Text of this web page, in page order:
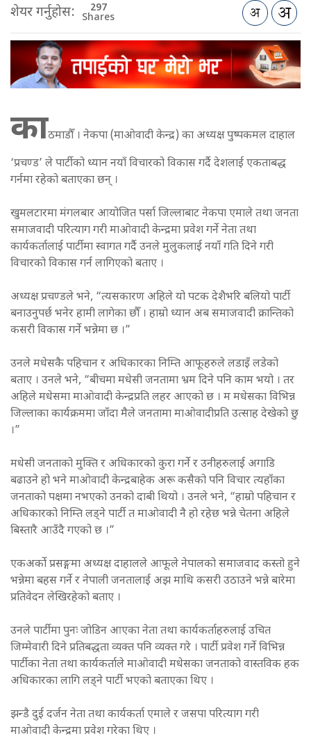
शेयर गर्नुहोस: 297
Shares
काठमाडौँ । नेकपा (माओवादी केन्द्र) का अध्यक्ष पुष्पकमल दाहाल
‘प्रचण्ड’ ले पार्टीको ध्यान नयाँ विचारको विकास गर्दै देशलाई एकताबद्ध
गर्नमा रहेको बताएका छन् ।
खुमलटारमा मंगलबार आयोजित पर्सा जिल्लाबाट नेकपा एमाले तथा जनता
समाजवादी परित्याग गरी माओवादी केन्द्रमा प्रवेश गर्ने नेता तथा
कार्यकर्तालाई पार्टीमा स्वागत गर्दै उनले मुलुकलाई नयाँ गति दिने गरी
विचारको विकास गर्न लागिएको बताए ।
अध्यक्ष प्रचण्डले भने, “त्यसकारण अहिले यो पटक देशैभरि बलियो पार्टी
बनाउनुपर्छ भनेर हामी लागेका छौँ । हाम्रो ध्यान अब समाजवादी क्रान्तिको
कसरी विकास गर्ने भन्नेमा छ ।”
उनले मधेसकै पहिचान र अधिकारका निम्ति आफूहरुले लडाइँ लडेको
बताए । उनले भने, “बीचमा मधेसी जनतामा भ्रम दिने पनि काम भयो । तर
अहिले मधेसमा माओवादी केन्द्रप्रति लहर आएको छ । म मधेसका विभिन्न
जिल्लाका कार्यक्रममा जाँदा मैले जनतामा माओवादीप्रति उत्साह देखेको छु
।”
मधेसी जनताको मुक्ति र अधिकारको कुरा गर्ने र उनीहरुलाई अगाडि
बढाउने हो भने माओवादी केन्द्रबाहेक अरू कसैको पनि विचार त्यहाँका
जनताको पक्षमा नभएको उनको दाबी थियो । उनले भने, “हाम्रो पहिचान र
अधिकारको निम्ति लड्ने पार्टी त माओवादी नै हो रहेछ भन्ने चेतना अहिले
बिस्तारै आउँदै गएको छ ।”
एकअर्को प्रसङ्गमा अध्यक्ष दाहालले आफूले नेपालको समाजवाद कस्तो हुने
भन्नेमा बहस गर्ने र नेपाली जनतालाई अझ माथि कसरी उठाउने भन्ने बारेमा
प्रतिवेदन लेखिरहेको बताए ।
उनले पार्टीमा पुनः जोडिन आएका नेता तथा कार्यकर्ताहरुलाई उचित
जिम्मेवारी दिने प्रतिबद्धता व्यक्त पनि व्यक्त गरे । पार्टी प्रवेश गर्ने विभिन्न
पार्टीका नेता तथा कार्यकर्ताले माओवादी मधेसका जनताको वास्तविक हक
अधिकारका लागि लड्ने पार्टी भएको बताएका थिए ।
झन्डै दुई दर्जन नेता तथा कार्यकर्ता एमाले र जसपा परित्याग गरी
माओवादी केन्द्रमा प्रवेश गरेका थिए ।